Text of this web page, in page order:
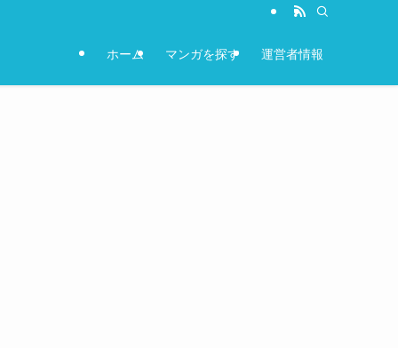
ホーム マンガを探す 運営者情報